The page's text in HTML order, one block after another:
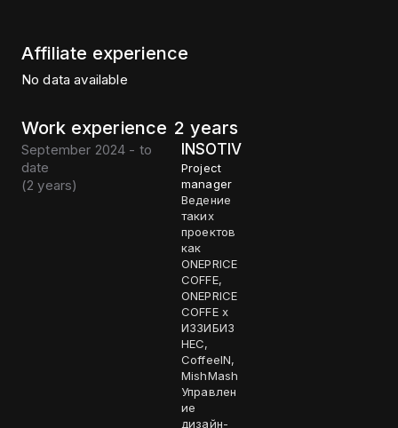
Affiliate experience
No data available
Work experience 2 years
September 2024 - to
date
(2 years)
INSOTIV
Project
manager
Ведение
таких
проектов
как
ONEPRICE
COFFE,
ONEPRICE
COFFE х
ИЗЗИБИЗ
НЕС,
CoffeeIN,
MishMash
Управлен
ие
дизайн-